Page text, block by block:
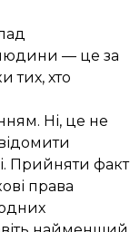
людини — це за
тих, хто
Ні, це не
Прийняти факт
права